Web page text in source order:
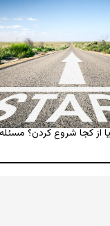
از کجا شروع کردن؟